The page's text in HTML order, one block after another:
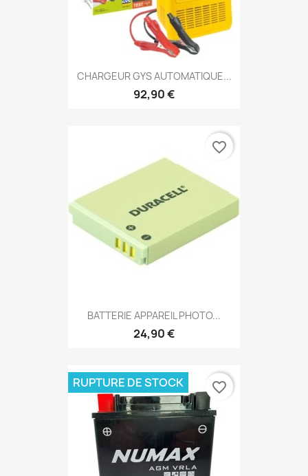
CHARGEUR GYS AUTOMATIQUE...
92,90 €
BATTERIE APPAREIL PHOTO...
24,90 €
favorite_border
RUPTURE DE STOCK favorite_border